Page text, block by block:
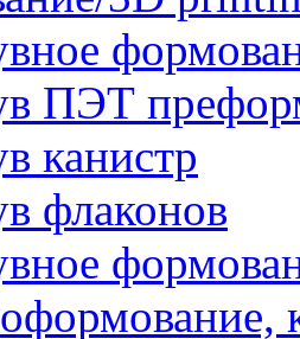
ПЭТ
канистр
флаконов